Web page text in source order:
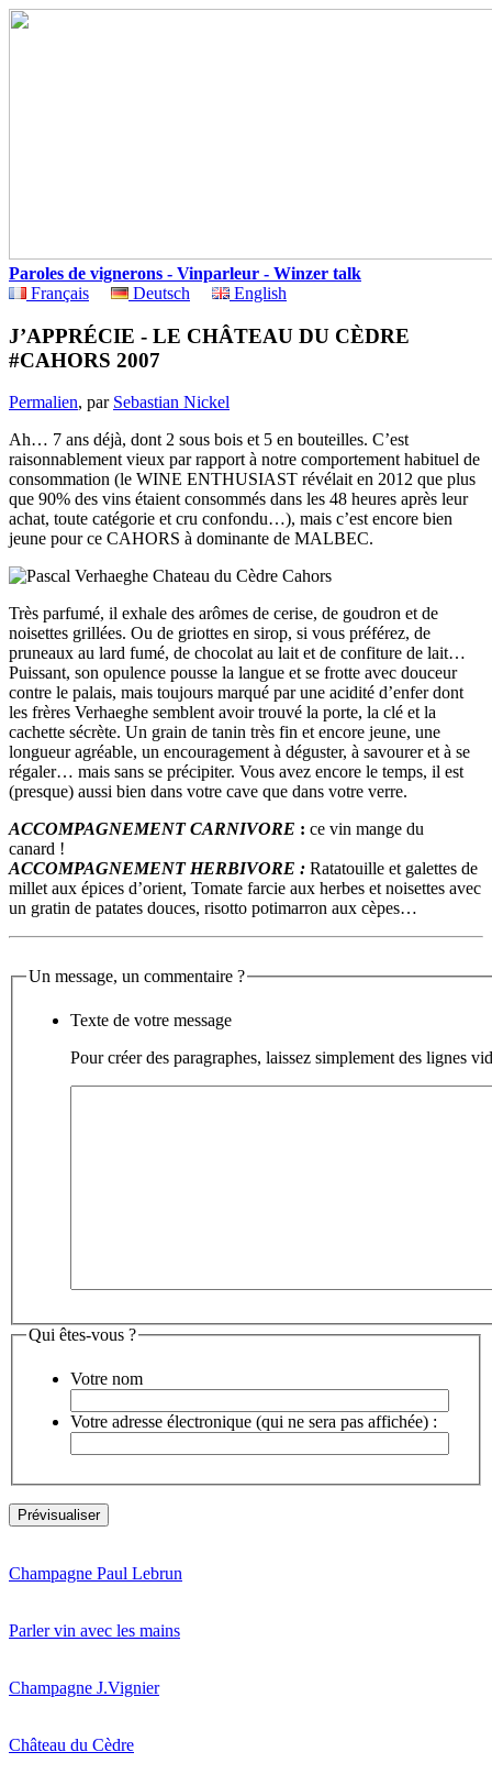
Paroles de vignerons - Vinparleur - Winzer talk
Français
Deutsch English
J’APPRÉCIE - LE CHÂTEAU DU CÈDRE
#CAHORS 2007
Permalien, par Sebastian Nickel
Ah… 7 ans déjà, dont 2 sous bois et 5 en bouteilles. C’est
raisonnablement vieux par rapport à notre comportement habituel de
consommation (le WINE ENTHUSIAST révélait en 2012 que plus
que 90% des vins étaient consommés dans les 48 heures après leur
achat, toute catégorie et cru confondu…), mais c’est encore bien
jeune pour ce CAHORS à dominante de MALBEC.
Très parfumé, il exhale des arômes de cerise, de goudron et de
noisettes grillées. Ou de griottes en sirop, si vous préférez, de
pruneaux au lard fumé, de chocolat au lait et de confiture de lait…
Puissant, son opulence pousse la langue et se frotte avec douceur
contre le palais, mais toujours marqué par une acidité d’enfer dont
les frères Verhaeghe semblent avoir trouvé la porte, la clé et la
cachette sécrète. Un grain de tanin très fin et encore jeune, une
longueur agréable, un encouragement à déguster, à savourer et à se
régaler… mais sans se précipiter. Vous avez encore le temps, il est
(presque) aussi bien dans votre cave que dans votre verre.
ACCOMPAGNEMENT CARNIVORE : ce vin mange du
canard !
ACCOMPAGNEMENT HERBIVORE : Ratatouille et galettes de
millet aux épices d’orient, Tomate farcie aux herbes et noisettes avec
un gratin de patates douces, risotto potimarron aux cèpes…
Un message, un commentaire ?
Texte de votre message
Pour créer des paragraphes, laissez simplement des lignes
Qui êtes-vous ?
Votre nom
Votre adresse électronique (qui ne sera pas affichée) :
Champagne Paul Lebrun
Parler vin avec les mains
Champagne J.Vignier
Château du Cèdre